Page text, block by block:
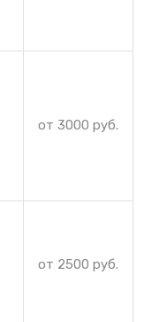
от 3000 руб.
от 2500 руб.